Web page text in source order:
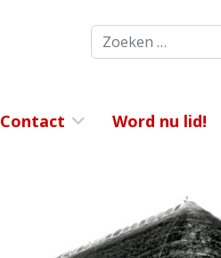
Zoeken
Contact Word nu lid!